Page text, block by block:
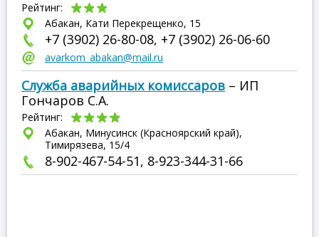
Рейтинг:
Абакан, Кати Перекрещенко, 15
+7 (3902) 26-80-08, +7 (3902) 26-06-60
avarkom_abakan@mail.ru
Служба аварийных комиссаров – ИП
Гончаров С.А.
Рейтинг:
Абакан, Минусинск (Красноярский край),
Тимирязева, 15/4
8-902-467-54-51, 8-923-344-31-66